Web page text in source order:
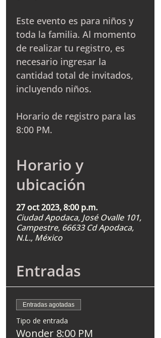
Este evento es para niños y
toda la familia. Al momento
de realizar tu registro, es
necesario ingresar la
cantidad total de invitados,
incluyendo niños.
Horario de registro para las
8:00 PM.
Horario y
ubicación
27 oct 2023, 8:00 p.m.
Ciudad Apodaca, José Ovalle 101,
Campestre, 66633 Cd Apodaca,
N.L., México
Entradas
Entradas agotadas
Tipo de entrada
Wonder 8:00 PM